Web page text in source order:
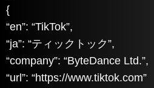
{
“en”: “TikTok”,
“ja”: “ティックトック”,
“company”: “ByteDance Ltd.”,
“url”: “https://www.tiktok.com”